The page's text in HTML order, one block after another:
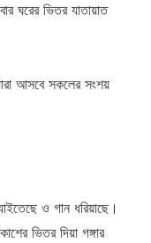
ঘরের ভিতর যাতায়াত
আসবে সকলের সংশয়
ও গান ধরিয়াছে।
ভিতর দিয়া গঙ্গার